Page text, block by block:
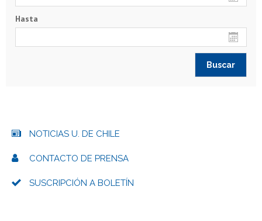
Hasta
NOTICIAS U. DE CHILE
CONTACTO DE PRENSA
SUSCRIPCIÓN A BOLETÍN